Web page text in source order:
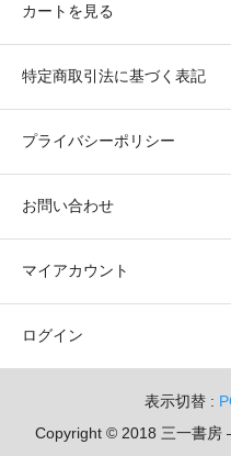
カートを見る
特定商取引法に基づく表記
プライバシーポリシー
お問い合わせ
マイアカウント
ログイン
表示切替 :
Copyright © 2018 三一書房